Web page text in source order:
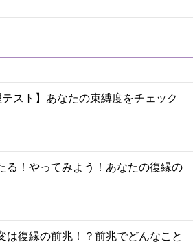
テスト】あなたの束縛度をチェック
る！やってみよう！あなたの復縁の
は復縁の前兆！？前兆でどんなこと